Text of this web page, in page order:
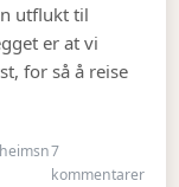
utflukt til
er at vi
for så å reise
7
kommentarertil